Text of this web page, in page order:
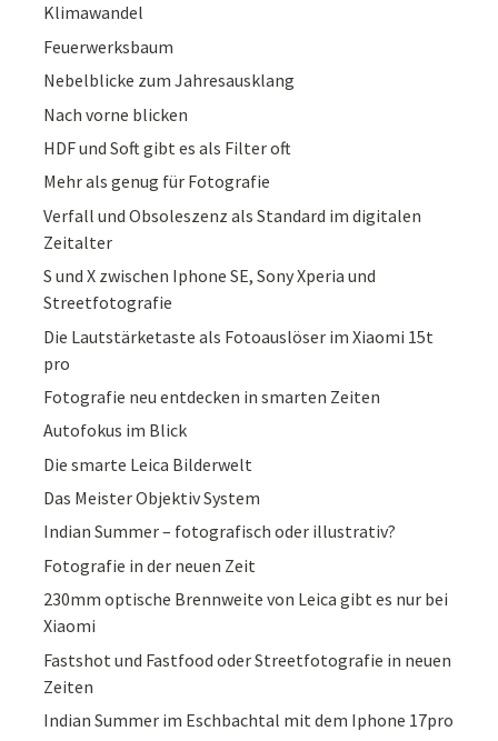
Klimawandel
Feuerwerksbaum
Nebelblicke zum Jahresausklang
Nach vorne blicken
HDF und Soft gibt es als Filter oft
Mehr als genug für Fotografie
Verfall und Obsoleszenz als Standard im digitalen
Zeitalter
S und X zwischen Iphone SE, Sony Xperia und
Streetfotografie
Die Lautstärketaste als Fotoauslöser im Xiaomi 15t
pro
Fotografie neu entdecken in smarten Zeiten
Autofokus im Blick
Die smarte Leica Bilderwelt
Das Meister Objektiv System
Indian Summer – fotografisch oder illustrativ?
Fotografie in der neuen Zeit
230mm optische Brennweite von Leica gibt es nur bei
Xiaomi
Fastshot und Fastfood oder Streetfotografie in neuen
Zeiten
Indian Summer im Eschbachtal mit dem Iphone 17pro